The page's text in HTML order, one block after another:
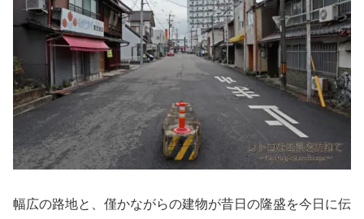
幅広の路地と、僅かながらの建物が昔日の隆盛を今日に伝